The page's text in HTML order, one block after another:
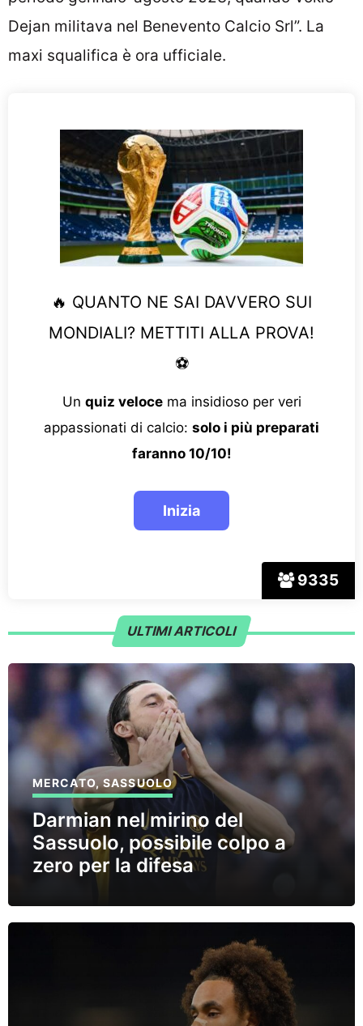
Dejan militava nel Benevento Calcio Srl”. La
maxi squalifica è ora ufficiale.
9335
🔥 QUANTO NE SAI DAVVERO SUI
MONDIALI? METTITI ALLA PROVA!
⚽
Un quiz velocema insidioso per veri
appassionati di calcio: solo i più preparati
faranno 10/10!
ULTIMI ARTICOLI
MERCATO,SASSUOLO
Darmian nel mirino del
Sassuolo, possibile colpo a
zero per la difesa